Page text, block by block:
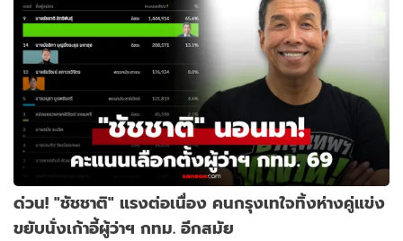
ด่วน! "ชัชชาติ" แรงต่อเนื่อง คนกรุงเทใจทิ้งห่างคู่แข่ง
ขยับนั่งเก้าอี้ผู้ว่าฯ กทม. อีกสมัย